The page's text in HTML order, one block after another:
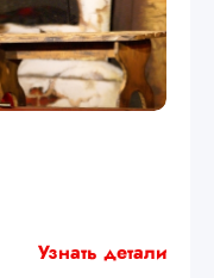
Узнать детали